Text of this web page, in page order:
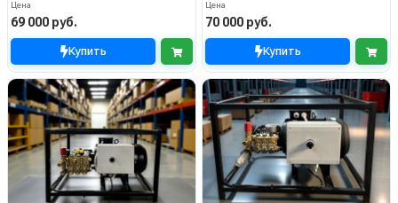
Цена
69 000 руб.
Купить
Цена
70 000 руб.
Купить